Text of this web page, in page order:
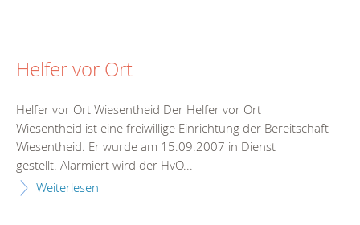
Helfer vor Ort
Helfer vor Ort Wiesentheid Der Helfer vor Ort
Wiesentheid ist eine freiwillige Einrichtung der Bereitschaft
Wiesentheid. Er wurde am 15.09.2007 in Dienst
gestellt. Alarmiert wird der HvO...
Weiterlesen